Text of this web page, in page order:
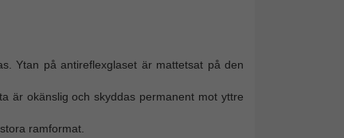
Ytan på antireflexglaset är mattetsat på den
är okänslig och skyddas permanent mot yttre
ramformat.